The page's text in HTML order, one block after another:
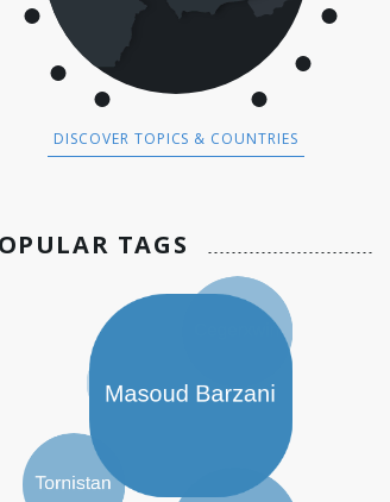
DISCOVER TOPICS & COUNTRIES
TAGS